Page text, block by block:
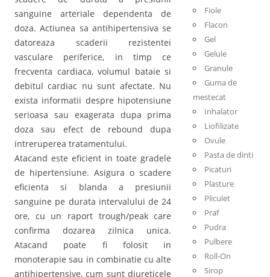
sanguine arteriale dependenta de
doza. Actiunea sa antihipertensiva se
datoreaza scaderii rezistentei
vasculare periferice, in timp ce
frecventa cardiaca, volumul bataie si
debitul cardiac nu sunt afectate. Nu
exista informatii despre hipotensiune
serioasa sau exagerata dupa prima
doza sau efect de rebound dupa
intreruperea tratamentului.
Atacand este eficient in toate gradele
de hipertensiune. Asigura o scadere
eficienta si blanda a presiunii
sanguine pe durata intervalului de 24
ore, cu un raport trough/peak care
confirma dozarea zilnica unica.
Atacand poate fi folosit in
monoterapie sau in combinatie cu alte
antihipertensive, cum sunt diureticele
Fiole
Flacon
Gel
Gelule
Granule
Guma de
mestecat
Inhalator
Liofilizate
Ovule
Pasta de dinti
Picaturi
Plasture
Pliculet
Praf
Pudra
Pulbere
Roll-On
Sirop